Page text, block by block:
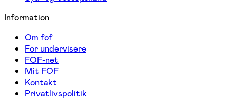
Information
Om fof
For undervisere
FOF-net
Mit FOF
Kontakt
Privatlivspolitik